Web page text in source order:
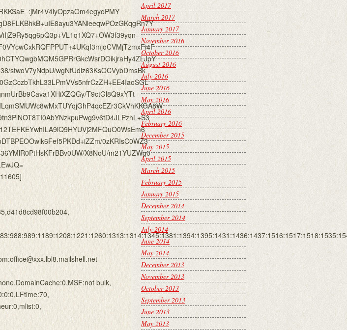
sfwoV7yNdpU/wgNfUdlz63KsOCVybDmsBk
T9ctGl8Q9xYTt
0zKRIsC0WZ3
X8NoU/m21YUZWg0
bulk,
April 2017
March 2017
January 2017
November 2016
October 2016
August 2016
July 2016
June 2016
May 2016
April 2016
February 2016
December 2015
May 2015
April 2015
March 2015
February 2015
January 2015
December 2014
September 2014
July 2014
June 2014
May 2014
December 2013
November 2013
October 2013
September 2013
June 2013
May 2013